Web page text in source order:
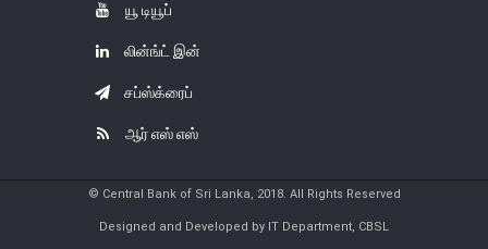
சேதமடைந்த நாணயத்தாள்கள் மற்றும்
போலி நாயணத் தாள்கள்
பாவனைக்கு உதவாத, உருமாற்றப்பட்ட மற்றும் சிதைக்கப்பட்ட
போலி நாணயத்தாள்களினை தடுத்தல்
யூ டியூப்
லின்ங்ட் இன்
சப்ஸ்க்ரைப்
ஆர் எஸ் எஸ்
© Central Bank of Sri Lanka, 2018. All Rights Reserved
Designed and Developed by IT Department, CBSL